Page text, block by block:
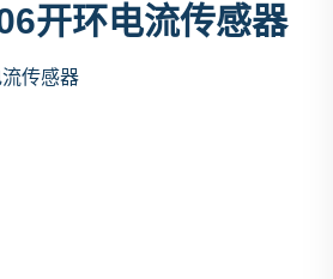
开环电流传感器
传感器